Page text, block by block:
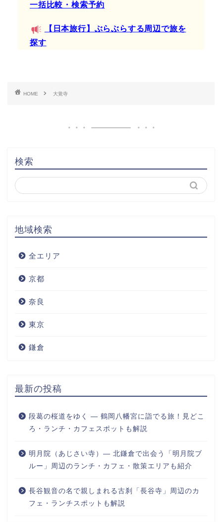
一括比較・検索予約
【日本旅行】ぶらぶらする周辺で旅を
探す
HOME 大覚寺
検索
地域検索
全エリア
京都
奈良
東京
鎌倉
最新の投稿
段葛の桜道をゆく ― 鶴岡八幡宮に詣でる旅！見どこ
ろ・ランチ・カフェスポットも解説
明月院（あじさい寺）― 北鎌倉で出会う「明月院ブ
ルー」周辺のランチ・カフェ・散策エリアも紹介
長谷観音の名で親しまれる古刹「長谷寺」周辺のカ
フェ・ランチスポットも解説